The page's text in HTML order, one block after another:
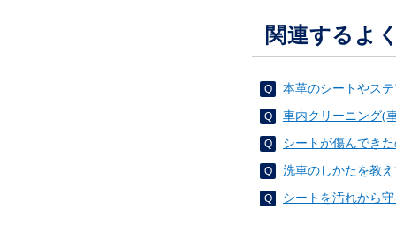
関連するよ
本革のシートやス
車内クリーニング(
シートが傷んでき
洗車のしかたを教
シートを汚れから